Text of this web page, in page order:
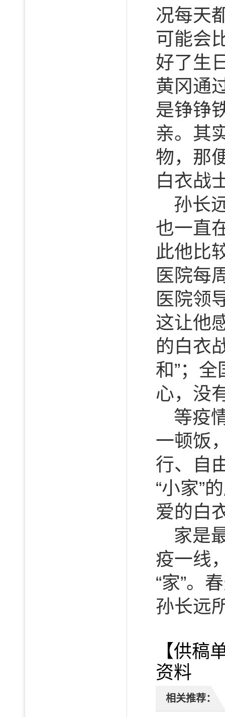
况每天
可能会
好了生
黄冈通
是铮铮
亲。其
物，那
白衣战
孙长
也一直
此他比
医院每
医院领
这让他
的白衣
和”；
心，没
等疫
一顿饭
行、自
“小家”
爱的白
家是
疫一线
“家”。
孙长远
【供
资料
相关推荐：